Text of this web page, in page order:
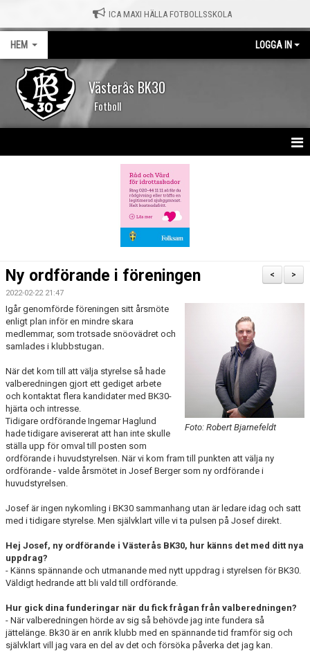
ICA MAXI HÄLLA FOTBOLLSSKOLA
HEM LOGGA IN
Västerås BK30
Fotboll
OM KLUBBEN
KONTAKT
VÅRA LAG/TRÄNARE
NY I BK30
WIMANS MINNESFOND
DOKUMENT
>
<
Ny ordförande i föreningen
2022-02-22 21:47
Foto: Robert Bjarnefeldt
Igår genomförde föreningen sitt årsmöte
enligt plan inför en mindre skara
medlemmar, som trotsade snöovädret och
samlades i klubbstugan.
När det kom till att välja styrelse så hade
valberedningen gjort ett gediget arbete
och kontaktat flera kandidater med BK30-
hjärta och intresse.
Tidigare ordförande Ingemar Haglund
hade tidigare avisererat att han inte skulle
ställa upp för omval till posten som
ordförande i huvudstyrelsen. När vi kom fram till punkten att välja ny
ordförande - valde årsmötet in Josef Berger som ny ordförande i
huvudstyrelsen.
Josef är ingen nykomling i BK30 sammanhang utan är ledare idag och satt
med i tidigare styrelse. Men självklart ville vi ta pulsen på Josef direkt.
Hej Josef, ny ordförande i Västerås BK30, hur känns det med ditt nya
uppdrag?
- Känns spännande och utmanande med nytt uppdrag i styrelsen för BK30.
Väldigt hedrande att bli vald till ordförande.
Hur gick dina funderingar när du fick frågan från valberedningen?
- När valberedningen hörde av sig så behövde jag inte fundera så
jättelänge. Bk30 är en anrik klubb med en spännande tid framför sig och
självklart vill jag vara en del av det och försöka påverka det jag kan.